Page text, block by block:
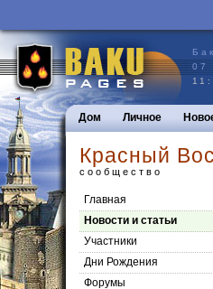
07
Дом Личное
Красный
сообщество
Главная
Новости и статьи
Участники
Дни Рождения
Форумы